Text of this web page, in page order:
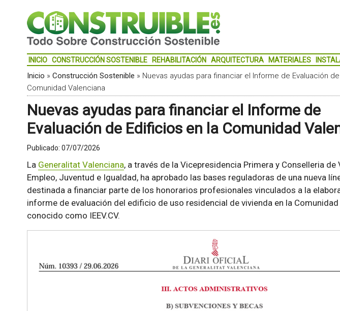
INICIO CONSTRUCCIÓN SOSTENIBLE REHABILITACIÓN ARQUITECTURA MATERIALES
Inicio » Construcción Sostenible » Nuevas ayudas para financiar el Informe de Evaluación
Comunidad Valenciana
Nuevas ayudas para financiar el Informe de
Evaluación de Edificios en la Comunidad
Publicado: 07/07/2026
La Generalitat Valenciana, a través de la Vicepresidencia Primera y Conselleria de
Empleo, Juventud e Igualdad, ha aprobado las bases reguladoras de una nueva
destinada a financiar parte de los honorarios profesionales vinculados a la
informe de evaluación del edificio de uso residencial de vivienda en la Comunidad
conocido como IEEV.CV.